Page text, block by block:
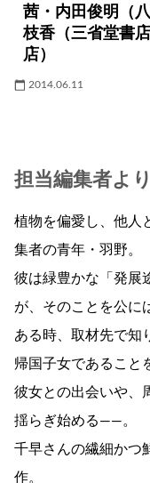
茜・内田俊明（
枝香（三省堂書
店）
2014.06.11
担当編集者より
植物を偏愛し、他人
集者の青年・羽野。
彼は緑豊かな「発展
が、そのことを公に
ある時、取材先で知
帰国子女であること
彼女との出会いや、
揺らぎ始める――。
千早さんの繊細かつ
作。